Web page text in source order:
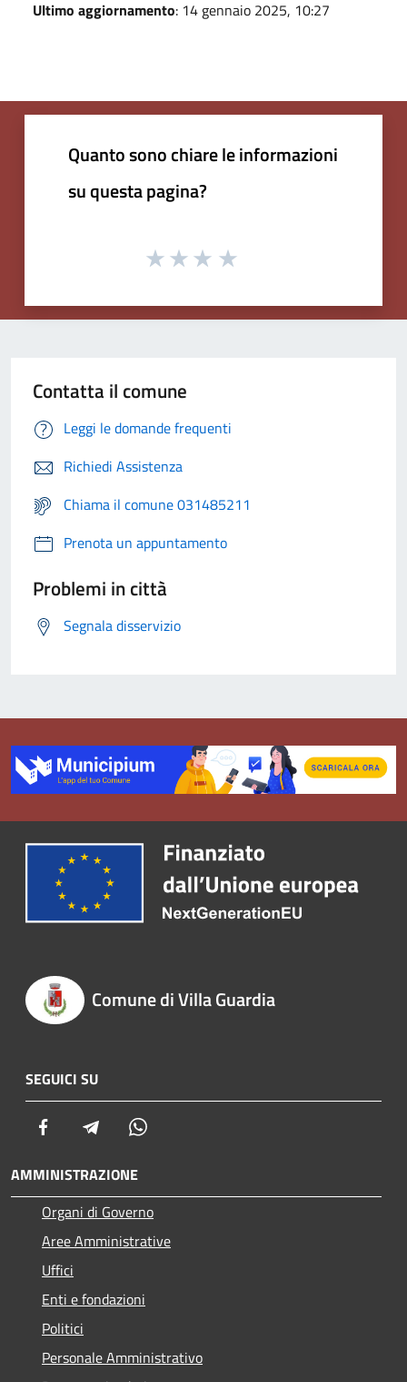
Ultimo aggiornamento: 14 gennaio 2025, 10:27
Quanto sono chiare le informazioni
su questa pagina?
Contatta il comune
Leggi le domande frequenti
Richiedi Assistenza
Chiama il comune 031485211
Prenota un appuntamento
Problemi in città
Segnala disservizio
Comune di Villa Guardia
SEGUICI SU
Facebook Telegram
AMMINISTRAZIONE
Organi di Governo
Aree Amministrative
Uffici
Enti e fondazioni
Politici
Personale Amministrativo